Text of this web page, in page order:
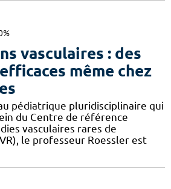
vasculaires : des
même chez
pédiatrique pluridisciplinaire qui
du Centre de référence
vasculaires rares de
le professeur Roessler est